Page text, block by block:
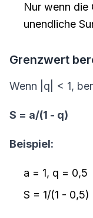
Nur wenn die
unendliche
Grenzwert
Wenn |q| < 1,
S = a/(1 - q)
Beispiel:
a = 1, q = 0,5
S = 1/(1 - 0,5)